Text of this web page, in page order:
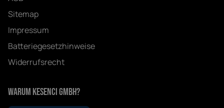
Sitemap
Impressum
Batteriegesetzhinweise
Widerrufsrecht
Warum Kesenci GmbH?